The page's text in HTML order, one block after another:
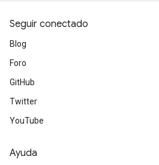
Seguir conectado
Blog
Foro
GitHub
Twitter
YouTube
Ayuda